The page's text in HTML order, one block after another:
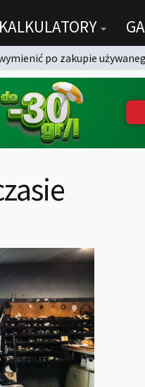
KALKULATORY
po zakupie